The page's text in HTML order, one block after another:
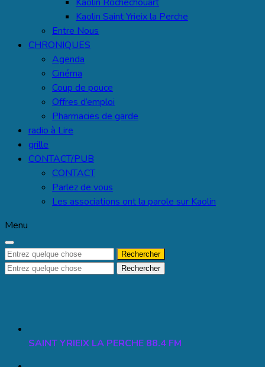
Kaolin Saint Yrieix la Perche
Entre Nous
CHRONIQUES
Agenda
Cinéma
Coup de pouce
Offres d’emploi
Pharmacies de garde
radio à Lire
grille
CONTACT/PUB
CONTACT
Parlez de vous
Les associations ont la parole sur Kaolin
Menu
Recherche
pour :
Recherche
SAINT YRIEIX LA PERCHE 88.4 FM